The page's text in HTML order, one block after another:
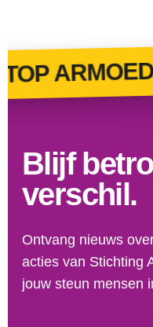
Blijf
verschil.
Ontvang nieuws
acties van Stichting
jouw steun mensen